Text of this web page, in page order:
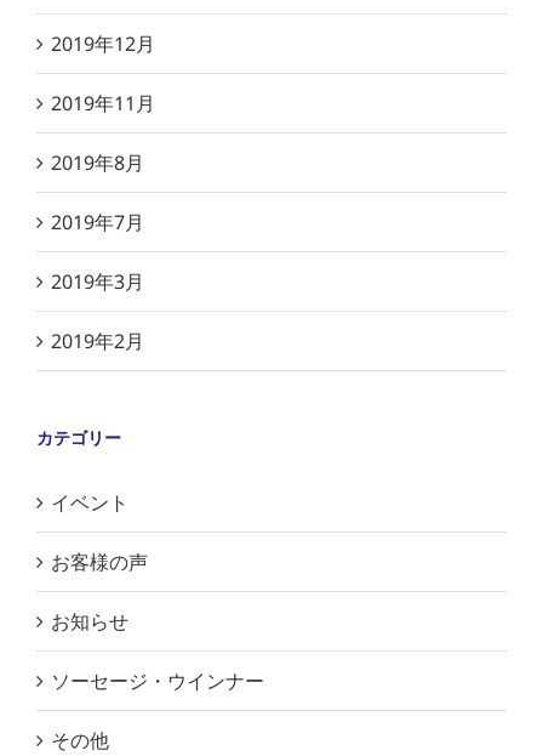
2019年12月
2019年11月
2019年8月
2019年7月
2019年3月
2019年2月
カテゴリー
イベント
お客様の声
お知らせ
ソーセージ・ウインナー
その他